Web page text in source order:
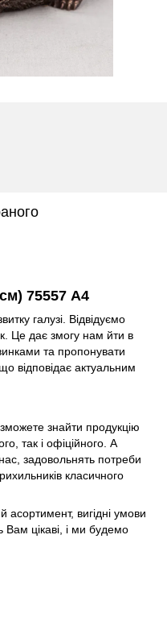
75557 A4
галузі. Відвідуємо
Це дає змогу нам йти в
та пропонувати
відповідає актуальним
знайти продукцію
так і офіційного. А
задовольнять потреби
класичного
вигідні умови
Вам цікаві, і ми будемо